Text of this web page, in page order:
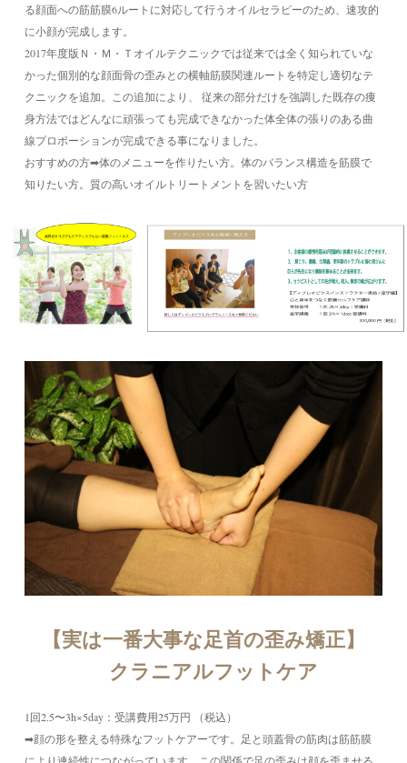
る顔面への筋筋膜6ルートに対応して行うオイルセラピーのため、速攻的
に小顔が完成します。
2017年度版Ｎ・Ｍ・Ｔオイルテクニックでは従来では全く知られていな
かった個別的な顔面骨の歪みとの横軸筋膜関連ルートを特定し適切なテ
クニックを追加。この追加により、 従来の部分だけを強調した既存の痩
身方法ではどんなに頑張っても完成できなかった体全体の張りのある曲
線プロポーションが完成できる事になりました。
おすすめの方➡体のメニューを作りたい方。体のバランス構造を筋膜で
知りたい方。質の高いオイルトリートメントを習いたい方
【実は一番大事な足首の歪み矯正】
クラニアルフットケア
1回2.5〜3h×5day：受講費用25万円 （税込）
➡顔の形を整える特殊なフットケアーです。足と頭蓋骨の筋肉は筋筋膜
により連続性につながっています。この関係で足の歪みは顔を歪ませる